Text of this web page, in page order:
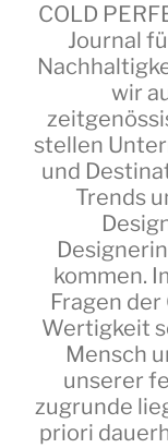
COLD
Journal
wir
stellen
und
Trends
kommen.
Fragen
Wertigkeit
Mensch
unserer
zugrunde
priori